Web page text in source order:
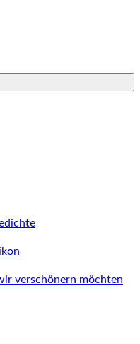
verschönern möchten